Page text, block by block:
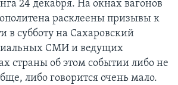
24 декабря. На окнах вагонов
расклеены призывы к
в субботу на Сахаровский
СМИ и ведущих
страны об этом событии либо не
либо говорится очень мало.